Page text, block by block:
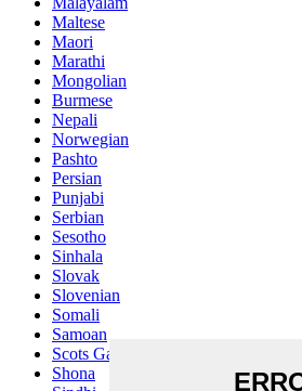
Maltese
Maori
Marathi
Mongolian
Burmese
Nepali
Norwegian
Pashto
Persian
Punjabi
Serbian
Sesotho
Sinhala
Slovak
Slovenian
Somali
Samoan
Scots Gaelic
Shona